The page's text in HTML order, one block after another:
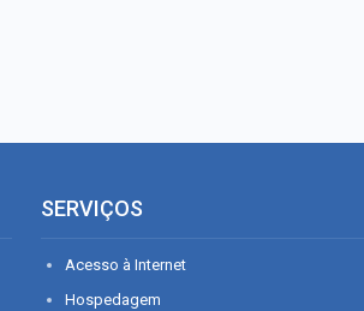
SERVIÇOS
Acesso à Internet
Hospedagem